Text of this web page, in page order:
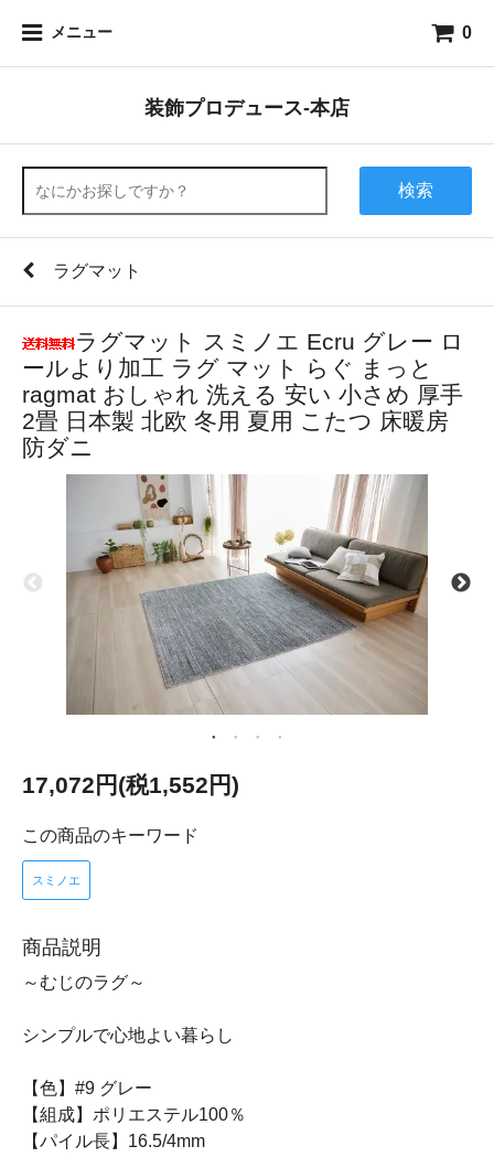
メニュー 0
装飾プロデュース-本店
検索
ラグマット
ラグマット スミノエ Ecru グレー ロ
ールより加工 ラグ マット らぐ まっと
ragmat おしゃれ 洗える 安い 小さめ 厚手
2畳 日本製 北欧 冬用 夏用 こたつ 床暖房
防ダニ
17,072円(税1,552円)
この商品のキーワード
スミノエ
商品説明
～むじのラグ～
シンプルで心地よい暮らし
【色】#9 グレー
【組成】ポリエステル100％
【パイル長】16.5/4mm